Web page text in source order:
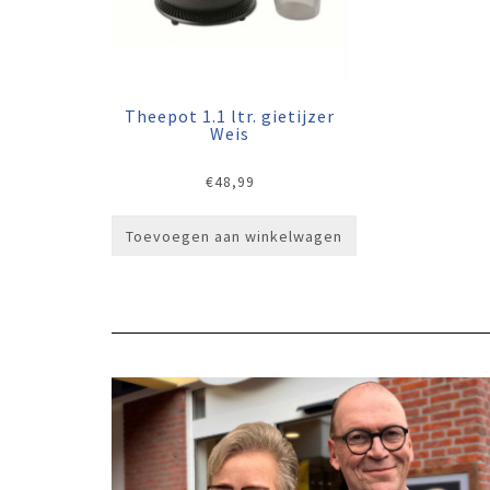
Theepot 1.1 ltr. gietijzer
Weis
€48,99
Toevoegen aan winkelwagen